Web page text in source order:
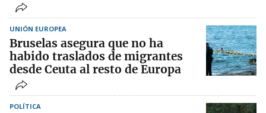
UNIÓN EUROPEA
Bruselas asegura que no ha
habido traslados de migrantes
desde Ceuta al resto de Europa
POLÍTICA